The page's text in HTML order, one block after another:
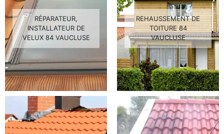
RÉPARATEUR,
INSTALLATEUR DE
VELUX 84 VAUCLUSE
REHAUSSEMENT DE
TOITURE 84
VAUCLUSE